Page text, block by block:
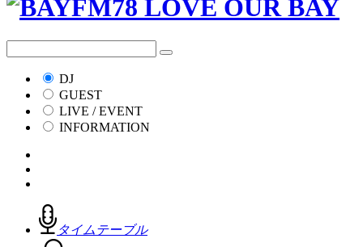
DJ
GUEST
LIVE / EVENT
INFORMATION
タイムテーブル